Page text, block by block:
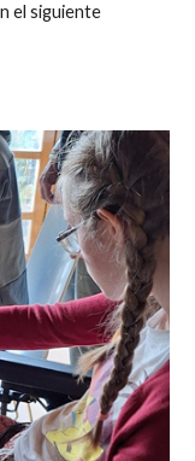
el siguiente